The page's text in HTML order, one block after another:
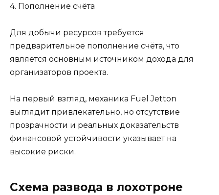
4. Пополнение счёта
Для добычи ресурсов требуется
предварительное пополнение счёта, что
является основным источником дохода для
организаторов проекта.
На первый взгляд, механика Fuel Jetton
выглядит привлекательно, но отсутствие
прозрачности и реальных доказательств
финансовой устойчивости указывает на
высокие риски.
Схема развода в лохотроне